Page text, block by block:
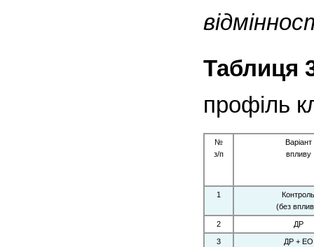
Таблиця
профіль
№
з/п
Варіант
впливу
1
Контроль
(без
2 ДР
3 ДР + ЕО